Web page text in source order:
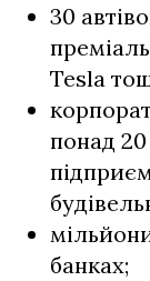
30
Tesla
понад
банках;